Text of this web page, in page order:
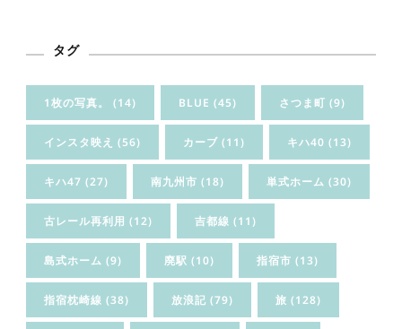
タグ
1枚の写真。 (14) BLUE (45) さつま町 (9)
インスタ映え (56) カーブ (11) キハ40 (13)
キハ47 (27) 南九州市 (18) 単式ホーム (30)
古レール再利用 (12) 吉都線 (11)
島式ホーム (9) 廃駅 (10) 指宿市 (13)
指宿枕崎線 (38) 放浪記 (79) 旅 (128)